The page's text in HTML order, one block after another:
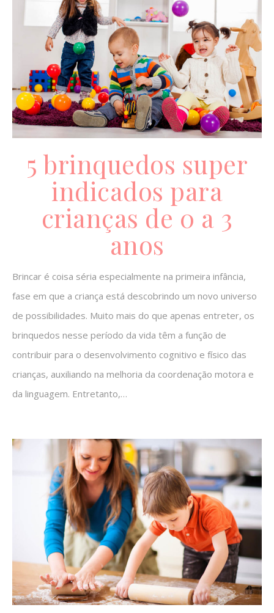
5 brinquedos super
indicados para
crianças de 0 a 3
anos
Brincar é coisa séria especialmente na primeira infância,
fase em que a criança está descobrindo um novo universo
de possibilidades. Muito mais do que apenas entreter, os
brinquedos nesse período da vida têm a função de
contribuir para o desenvolvimento cognitivo e físico das
crianças, auxiliando na melhoria da coordenação motora e
da linguagem. Entretanto,…